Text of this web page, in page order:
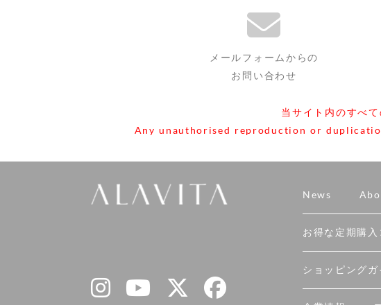
メールフォームからの
お問い合わせ
当サイト内のすべ
Any unauthorised reproduction or
News
お得な定期購入
ショッピングガ